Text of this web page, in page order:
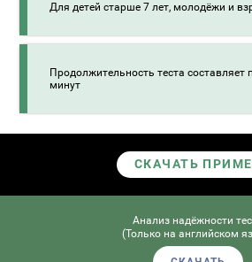
Для детей старше 7 лет, молодёжи и
Продолжительность теста составляет
минут
СКАЧАТЬ
Анализ надёжности
(Только на английском